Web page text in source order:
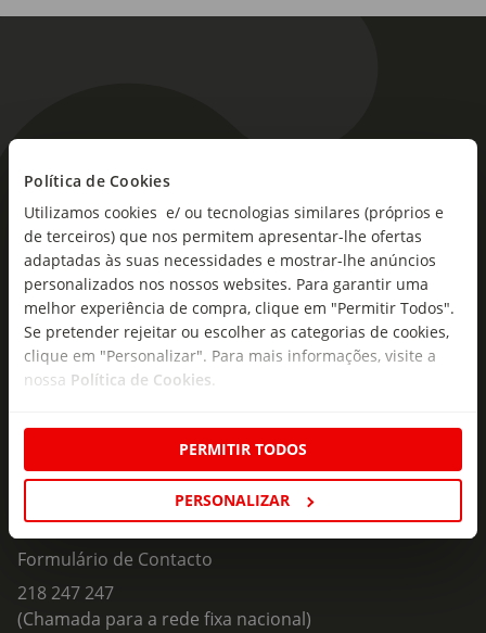
Política de Cookies
Utilizamos cookies e/ ou tecnologias similares (próprios e
de terceiros) que nos permitem apresentar-lhe ofertas
adaptadas às suas necessidades e mostrar-lhe anúncios
personalizados nos nossos websites. Para garantir uma
melhor experiência de compra, clique em "Permitir Todos".
Se pretender rejeitar ou escolher as categorias de cookies,
clique em "Personalizar". Para mais informações, visite a
nossa Política de Cookies.
PERMITIR TODOS
PERSONALIZAR
As novidades mais frescas no
seu e-mail!
Subscreva e descubra campanhas exclusivas,
ofertas e novidades para si.
Insira o seu e-
mail
Subscrever
Fale Connosco
Formulário de Contacto
218 247 247
(Chamada para a rede fixa nacional)